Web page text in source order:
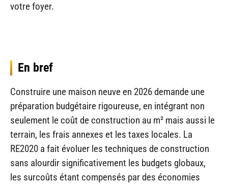
votre foyer.
En bref
Construire une maison neuve en 2026 demande une
préparation budgétaire rigoureuse, en intégrant non
seulement le coût de construction au m² mais aussi le
terrain, les frais annexes et les taxes locales. La
RE2020 a fait évoluer les techniques de construction
sans alourdir significativement les budgets globaux,
les surcoûts étant compensés par des économies